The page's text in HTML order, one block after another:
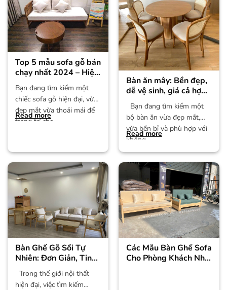
Top 5 mẫu sofa gỗ bán
chạy nhất 2024 – Hiện
đại và thanh lịch
Bạn đang tìm kiếm một
chiếc sofa gỗ hiện đại, vừa
đẹp mắt vừa thoải mái để
trang trí cho
Read more
Bàn ăn mây: Bền đẹp,
dễ vệ sinh, giá cả hợp
lýBạn đang tìm kiếm một
bộ bàn ăn vừa đẹp mắt,
vừa bền bỉ và phù hợp với
không
Read more
Bàn Ghế Gỗ Sồi Tự
Nhiên: Đơn Giản, Tinh
Tế, Giá Cả Phải Chăng
Trong thế giới nội thất
hiện đại, việc tìm kiếm
Các Mẫu Bàn Ghế Sofa
Cho Phòng Khách Nhỏ